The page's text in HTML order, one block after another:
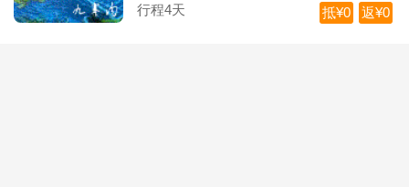
行程4天
返¥0
抵¥0